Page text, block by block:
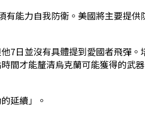
有能力自我防衛。美國將主要提供
7日並沒有具體提到愛國者飛彈。
間才能釐清烏克蘭可能獲得的武
延續」。